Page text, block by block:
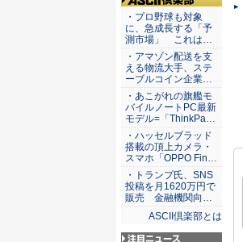
ASCII倶楽部
・プロ野球も対象
に、急成長する「予
測市場」 これは…
・アマゾン配送を支
える物流大手、ステ
ーブルコイン企業…
・あこがれの旗艦モ
バイルノートPC最新
モデル=「ThinkPa…
・ハッセルブラッド
搭載の頂上カメラ・
スマホ「OPPO Fin…
・トランプ氏、SNS
投稿を月1620万円で
販売 金融機関向…
ASCII倶楽部とは